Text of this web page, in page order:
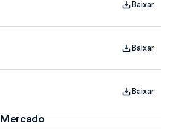
Baixar
Baixar
Baixar